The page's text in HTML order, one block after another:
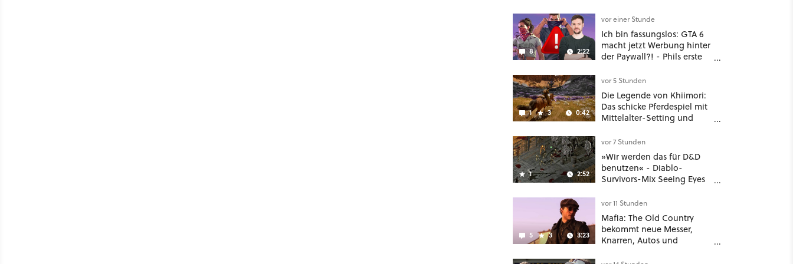
8 2:22
vor einer Stunde
Ich bin fassungslos: GTA 6
macht jetzt Werbung hinter
der Paywall?! - Phils erste
Deal
1 3 0:42
vor 5 Stunden
Die Legende von Khiimori:
Das schicke Pferdespiel mit
Mittelalter-Setting und
noch größer und
gefährlicher
1 2:52
vor 7 Stunden
»Wir werden das für D&D
benutzen« - Diablo-
Survivors-Mix Seeing Eyes
nützliches Map-Tool
5 3 3:23
vor 11 Stunden
Mafia: The Old Country
bekommt neue Messer,
Knarren, Autos und